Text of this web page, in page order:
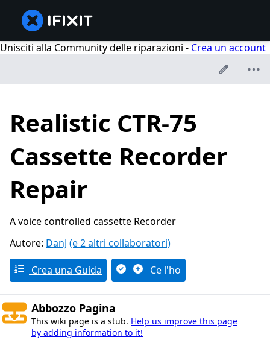
Unisciti alla Community delle riparazioni - Crea un account
Realistic CTR-75
Cassette Recorder
Repair
A voice controlled cassette Recorder
Autore: DanJ (e 2 altri collaboratori)
Crea una Guida Ce l'ho
Abbozzo Pagina
This wiki page is a stub. Help us improve this page
by adding information to it!